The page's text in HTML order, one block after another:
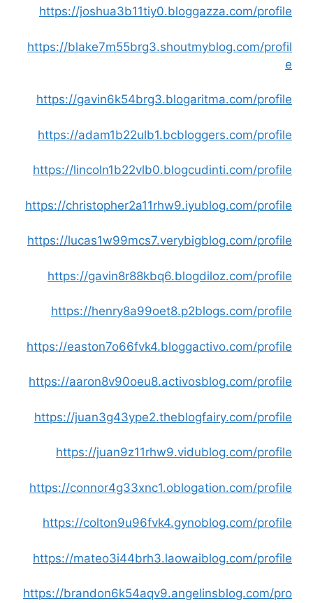
https://joshua3b11tiy0.bloggazza.com/profile
https://blake7m55brg3.shoutmyblog.com/profil
e
https://gavin6k54brg3.blogaritma.com/profile
https://adam1b22ulb1.bcbloggers.com/profile
https://lincoln1b22vlb0.blogcudinti.com/profile
https://christopher2a11rhw9.iyublog.com/profile
https://lucas1w99mcs7.verybigblog.com/profile
https://gavin8r88kbq6.blogdiloz.com/profile
https://henry8a99oet8.p2blogs.com/profile
https://easton7o66fvk4.bloggactivo.com/profile
https://aaron8v90oeu8.activosblog.com/profile
https://juan3g43ype2.theblogfairy.com/profile
https://juan9z11rhw9.vidublog.com/profile
https://connor4g33xnc1.oblogation.com/profile
https://colton9u96fvk4.gynoblog.com/profile
https://mateo3i44brh3.laowaiblog.com/profile
https://brandon6k54aqv9.angelinsblog.com/pro